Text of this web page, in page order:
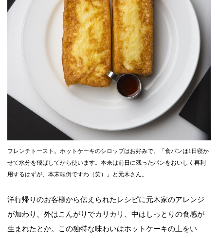
フレンチトースト。ホットケーキのシロップはお好みで。「食パンは1日寝か
せて水分を飛ばしてから使います。本来は前日に残ったパンをおいしく再利
用するはずが、本末転倒ですわ（笑）」と元木さん。
洋行帰りのお客様から伝えられたレシピに元木家のアレンジ
が加わり、外はこんがりでカリカリ、中はしっとりの食感が
生まれたとか。この独特な味わいはホットケーキの上をい